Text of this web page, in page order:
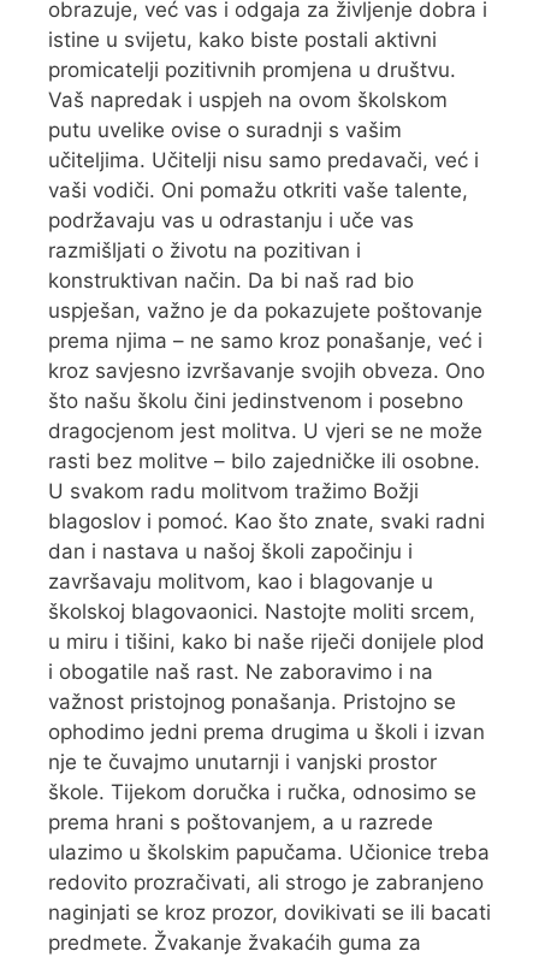
obrazuje, već vas i odgaja za življenje dobra i
istine u svijetu, kako biste postali aktivni
promicatelji pozitivnih promjena u društvu.
Vaš napredak i uspjeh na ovom školskom
putu uvelike ovise o suradnji s vašim
učiteljima. Učitelji nisu samo predavači, već i
vaši vodiči. Oni pomažu otkriti vaše talente,
podržavaju vas u odrastanju i uče vas
razmišljati o životu na pozitivan i
konstruktivan način. Da bi naš rad bio
uspješan, važno je da pokazujete poštovanje
prema njima – ne samo kroz ponašanje, već i
kroz savjesno izvršavanje svojih obveza. Ono
što našu školu čini jedinstvenom i posebno
dragocjenom jest molitva. U vjeri se ne može
rasti bez molitve – bilo zajedničke ili osobne.
U svakom radu molitvom tražimo Božji
blagoslov i pomoć. Kao što znate, svaki radni
dan i nastava u našoj školi započinju i
završavaju molitvom, kao i blagovanje u
školskoj blagovaonici. Nastojte moliti srcem,
u miru i tišini, kako bi naše riječi donijele plod
i obogatile naš rast. Ne zaboravimo i na
važnost pristojnog ponašanja. Pristojno se
ophodimo jedni prema drugima u školi i izvan
nje te čuvajmo unutarnji i vanjski prostor
škole. Tijekom doručka i ručka, odnosimo se
prema hrani s poštovanjem, a u razrede
ulazimo u školskim papučama. Učionice treba
redovito prozračivati, ali strogo je zabranjeno
naginjati se kroz prozor, dovikivati se ili bacati
predmete. Žvakanje žvakaćih guma za